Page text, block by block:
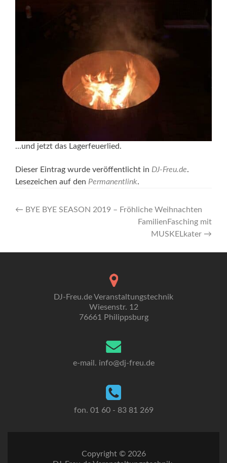
…und jetzt das Lagerfeuerlied.
Dieser Eintrag wurde veröffentlicht in DJ-Freu.de.
Lesezeichen auf den Permanentlink.
Artikel-
← BYE BYE SEASON 2019 – Fröhliche Weihnachten
FamilienFasching mit
MUSKELkater →
DJ-Freu.de Veranstaltungstechnik
Wiesenstr. 12
76661 Philippsburg
e-mail. info@dj-freu.de
fon. 01 60 - 83 81 269
Copyright © 2026